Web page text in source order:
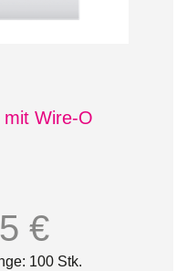
Wire-O
€
100 Stk.